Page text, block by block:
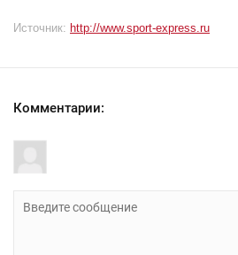
Источник: http://www.sport-express.ru
Комментарии: